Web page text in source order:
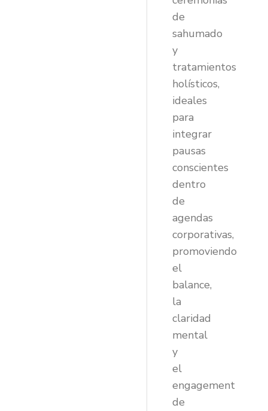
de
sahumado
y
tratamientos
holísticos,
ideales
para
integrar
pausas
conscientes
dentro
de
agendas
corporativas,
promoviendo
el
balance,
la
claridad
mental
y
el
engagement
de